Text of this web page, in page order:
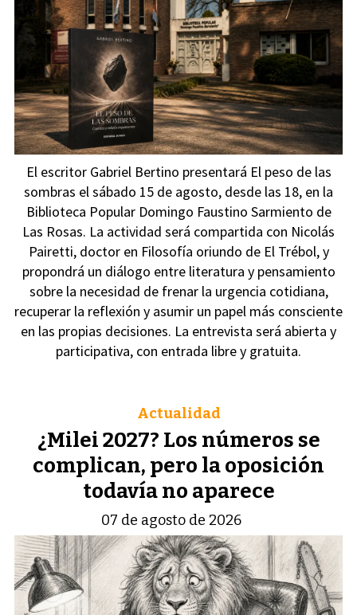
El escritor Gabriel Bertino presentará El peso de las
sombras el sábado 15 de agosto, desde las 18, en la
Biblioteca Popular Domingo Faustino Sarmiento de
Las Rosas. La actividad será compartida con Nicolás
Pairetti, doctor en Filosofía oriundo de El Trébol, y
propondrá un diálogo entre literatura y pensamiento
sobre la necesidad de frenar la urgencia cotidiana,
recuperar la reflexión y asumir un papel más consciente
en las propias decisiones. La entrevista será abierta y
participativa, con entrada libre y gratuita.
¿Milei 2027? Los números se
complican, pero la oposición
todavía no aparece
Actualidad
07 de agosto de 2026